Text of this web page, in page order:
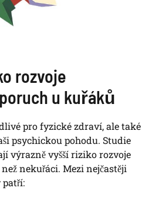
rozvoje
u kuřáků
pro fyzické zdraví, ale také
psychickou pohodu. Studie
výrazně vyšší riziko rozvoje
nekuřáci. Mezi nejčastěji
patří: